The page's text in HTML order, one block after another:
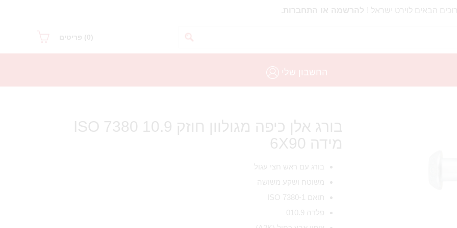
הבאים לוירט ישראל ! להרשמה או התחברות.
(0) פריטים
החשבון שלי
בורג אלן כיפה מגולוון חוזק 10.9 ISO 7380
מידה 6X90
בורג עם ראש חצי עגול
משוטח ושקע משושה
תואם ISO 7380-1
פלדה 010.9